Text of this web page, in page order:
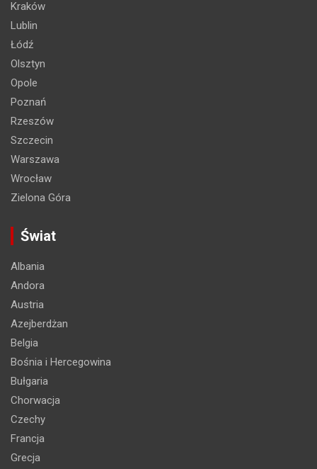
Kraków
Lublin
Łódź
Olsztyn
Opole
Poznań
Rzeszów
Szczecin
Warszawa
Wrocław
Zielona Góra
Świat
Albania
Andora
Austria
Azejberdżan
Belgia
Bośnia i Hercegowina
Bułgaria
Chorwacja
Czechy
Francja
Grecja